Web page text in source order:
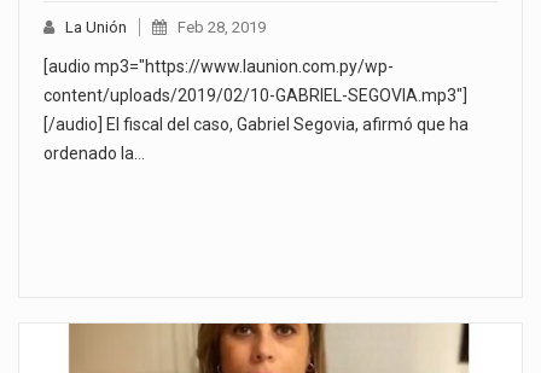
La Unión Feb 28, 2019
[audio mp3="https://www.launion.com.py/wp-
content/uploads/2019/02/10-GABRIEL-SEGOVIA.mp3"]
[/audio] El fiscal del caso, Gabriel Segovia, afirmó que ha
ordenado la…